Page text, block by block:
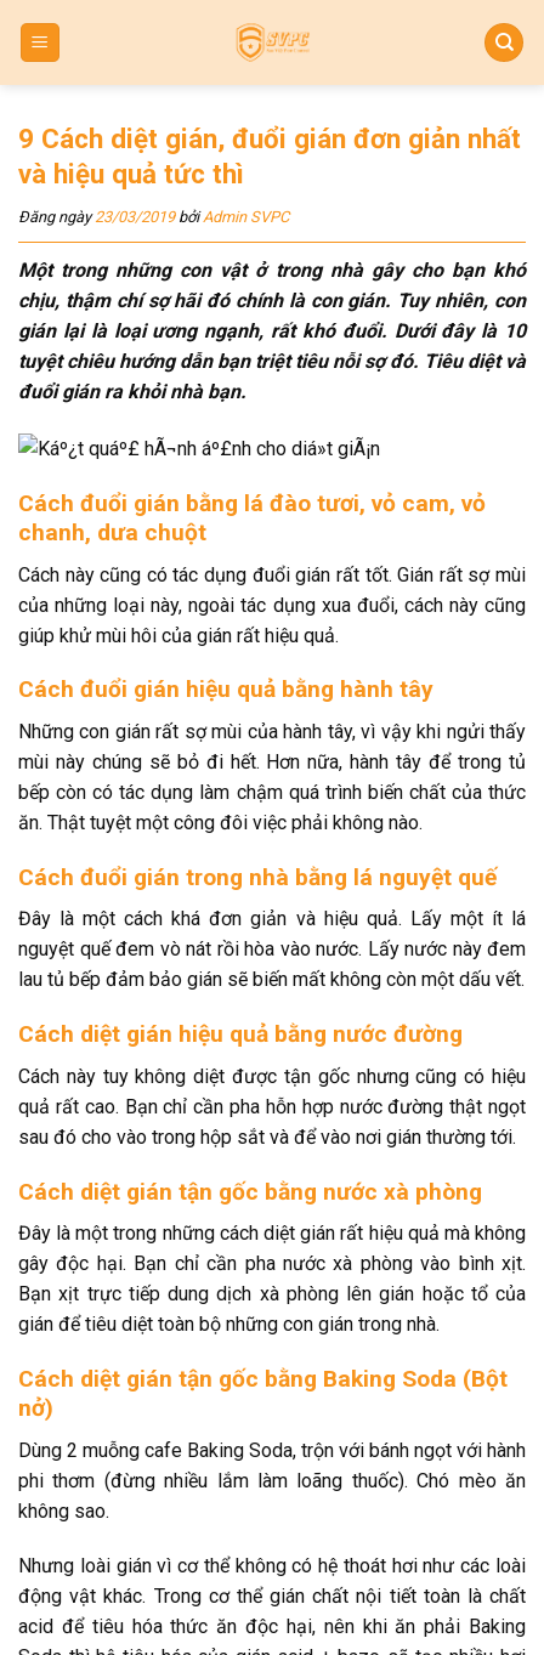
9 Cách diệt gián, đuổi gián đơn giản nhất
và hiệu quả tức thì
Đăng ngày23/03/2019bởiAdmin SVPC
Một trong những con vật ở trong nhà gây cho bạn khó
chịu, thậm chí sợ hãi đó chính là con gián. Tuy nhiên, con
gián lại là loại ương ngạnh, rất khó đuổi. Dưới đây là 10
tuyệt chiêu hướng dẫn bạn triệt tiêu nỗi sợ đó. Tiêu diệt và
đuổi gián ra khỏi nhà bạn.
Cách đuổi gián bằng lá đào tươi, vỏ cam, vỏ
chanh, dưa chuột
Cách này cũng có tác dụng đuổi gián rất tốt. Gián rất sợ mùi
của những loại này, ngoài tác dụng xua đuổi, cách này cũng
giúp khử mùi hôi của gián rất hiệu quả.
Cách đuổi gián hiệu quả bằng hành tây
Những con gián rất sợ mùi của hành tây, vì vậy khi ngửi thấy
mùi này chúng sẽ bỏ đi hết. Hơn nữa, hành tây để trong tủ
bếp còn có tác dụng làm chậm quá trình biến chất của thức
ăn. Thật tuyệt một công đôi việc phải không nào.
Cách đuổi gián trong nhà bằng lá nguyệt quế
Đây là một cách khá đơn giản và hiệu quả. Lấy một ít lá
nguyệt quế đem vò nát rồi hòa vào nước. Lấy nước này đem
lau tủ bếp đảm bảo gián sẽ biến mất không còn một dấu vết.
Cách diệt gián hiệu quả bằng nước đường
Cách này tuy không diệt được tận gốc nhưng cũng có hiệu
quả rất cao. Bạn chỉ cần pha hỗn hợp nước đường thật ngọt
sau đó cho vào trong hộp sắt và để vào nơi gián thường tới.
Cách diệt gián tận gốc bằng nước xà phòng
Đây là một trong những cách diệt gián rất hiệu quả mà không
gây độc hại. Bạn chỉ cần pha nước xà phòng vào bình xịt.
Bạn xịt trực tiếp dung dịch xà phòng lên gián hoặc tổ của
gián để tiêu diệt toàn bộ những con gián trong nhà.
Cách diệt gián tận gốc bằng Baking Soda (Bột
nở)
Dùng 2 muỗng cafe Baking Soda, trộn với bánh ngọt với hành
phi thơm (đừng nhiều lắm làm loãng thuốc). Chó mèo ăn
không sao.
Nhưng loài gián vì cơ thể không có hệ thoát hơi như các loài
động vật khác. Trong cơ thể gián chất nội tiết toàn là chất
acid để tiêu hóa thức ăn độc hại, nên khi ăn phải Baking